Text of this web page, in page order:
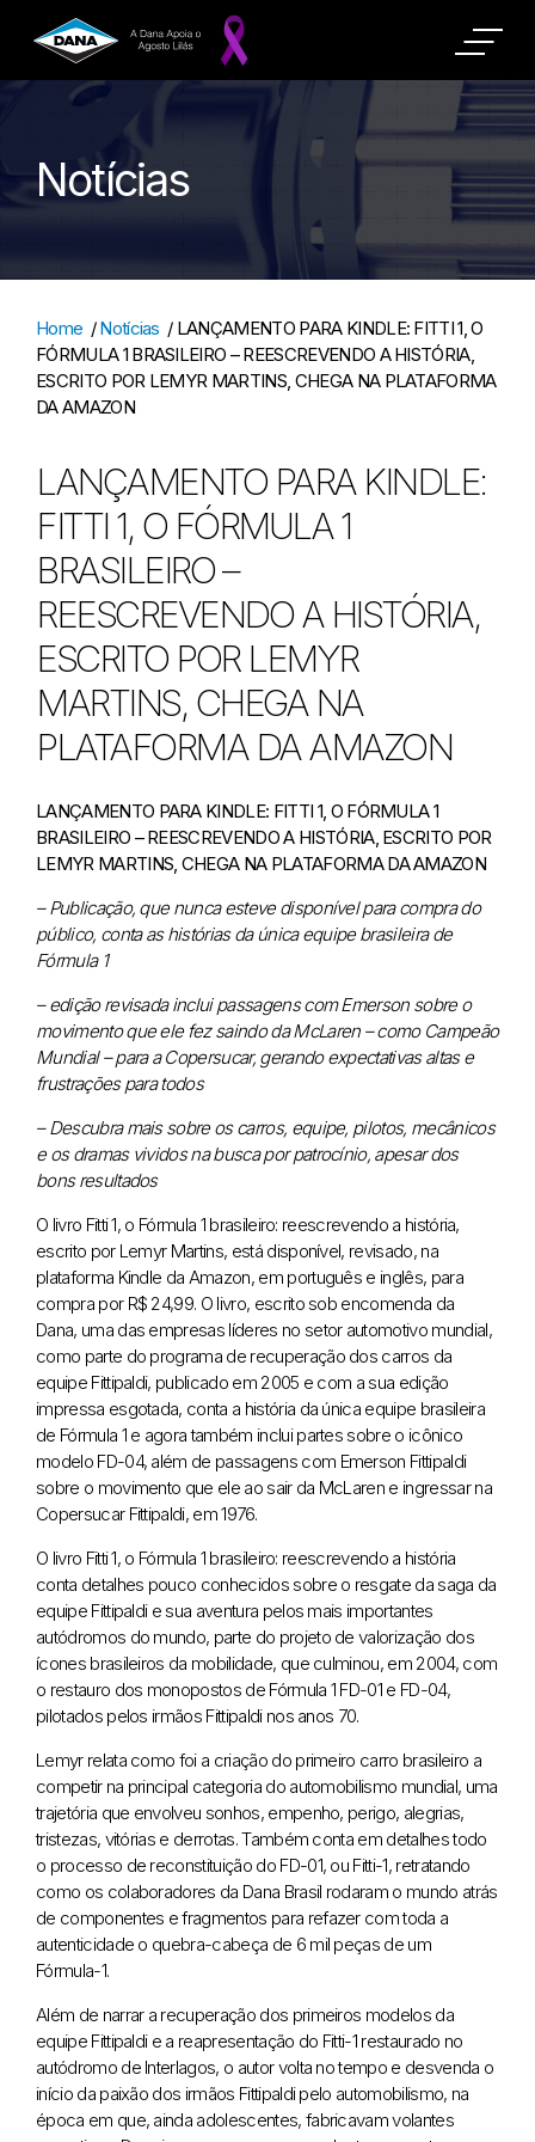
Notícias
Home /Notícias / LANÇAMENTO PARA KINDLE: FITTI 1, O
FÓRMULA 1 BRASILEIRO – REESCREVENDO A HISTÓRIA,
ESCRITO POR LEMYR MARTINS, CHEGA NA PLATAFORMA
DA AMAZON
LANÇAMENTO PARA KINDLE:
FITTI 1, O FÓRMULA 1
BRASILEIRO –
REESCREVENDO A HISTÓRIA,
ESCRITO POR LEMYR
MARTINS, CHEGA NA
PLATAFORMA DA AMAZON
LANÇAMENTO PARA KINDLE: FITTI 1, O FÓRMULA 1
BRASILEIRO – REESCREVENDO A HISTÓRIA, ESCRITO POR
LEMYR MARTINS, CHEGA NA PLATAFORMA DA AMAZON
– Publicação, que nunca esteve disponível para compra do
público, conta as histórias da única equipe brasileira de
Fórmula 1
– edição revisada inclui passagens com Emerson sobre o
movimento que ele fez saindo da McLaren – como Campeão
Mundial – para a Copersucar, gerando expectativas altas e
frustrações para todos
– Descubra mais sobre os carros, equipe, pilotos, mecânicos
e os dramas vividos na busca por patrocínio, apesar dos
bons resultados
O livro Fitti 1, o Fórmula 1 brasileiro: reescrevendo a história,
escrito por Lemyr Martins, está disponível, revisado, na
plataforma Kindle da Amazon, em português e inglês, para
compra por R$ 24,99. O livro, escrito sob encomenda da
Dana, uma das empresas líderes no setor automotivo mundial,
como parte do programa de recuperação dos carros da
equipe Fittipaldi, publicado em 2005 e com a sua edição
impressa esgotada, conta a história da única equipe brasileira
de Fórmula 1 e agora também inclui partes sobre o icônico
modelo FD-04, além de passagens com Emerson Fittipaldi
sobre o movimento que ele ao sair da McLaren e ingressar na
Copersucar Fittipaldi, em 1976.
O livro Fitti 1, o Fórmula 1 brasileiro: reescrevendo a história
conta detalhes pouco conhecidos sobre o resgate da saga da
equipe Fittipaldi e sua aventura pelos mais importantes
autódromos do mundo, parte do projeto de valorização dos
ícones brasileiros da mobilidade, que culminou, em 2004, com
o restauro dos monopostos de Fórmula 1 FD-01 e FD-04,
pilotados pelos irmãos Fittipaldi nos anos 70.
Lemyr relata como foi a criação do primeiro carro brasileiro a
competir na principal categoria do automobilismo mundial, uma
trajetória que envolveu sonhos, empenho, perigo, alegrias,
tristezas, vitórias e derrotas. Também conta em detalhes todo
o processo de reconstituição do FD-01, ou Fitti-1, retratando
como os colaboradores da Dana Brasil rodaram o mundo atrás
de componentes e fragmentos para refazer com toda a
autenticidade o quebra-cabeça de 6 mil peças de um
Fórmula-1.
Além de narrar a recuperação dos primeiros modelos da
equipe Fittipaldi e a reapresentação do Fitti-1 restaurado no
autódromo de Interlagos, o autor volta no tempo e desvenda o
início da paixão dos irmãos Fittipaldi pelo automobilismo, na
época em que, ainda adolescentes, fabricavam volantes